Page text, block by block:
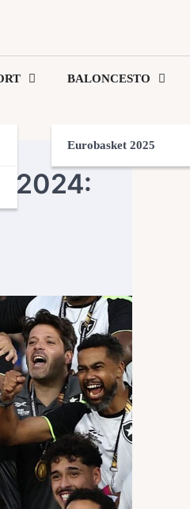
BALONCESTO
Eurobasket 2025
2024: